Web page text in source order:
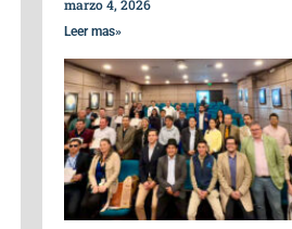
marzo 4, 2026
Leer mas»